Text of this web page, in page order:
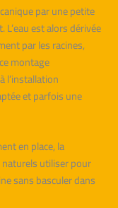
par une petite
L’eau est alors dérivée
par les racines,
montage
l’installation
et parfois une
en place, la
utiliser pour
sans basculer dans